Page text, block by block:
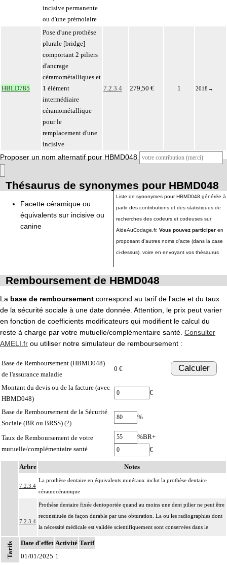
incisive permanente
ou d'une prémolaire
HBLD785
Pose d'une prothèse
plurale [bridge]
comportant 2 piliers
d'ancrage
céramométalliques et
1 élément
intermédiaire
céramométallique
pour le
remplacement d'une
incisive
7.2.3.4 279,50 € 1 2018 →
Proposer un nom alternatif pour HBMD048
Thésaurus de synonymes pour HBMD048
Facette céramique ou
équivalents sur incisive ou
canine
Liste de synonymes pour HBMD048 générée à
partir des contributions et des statistiques de
recherches des codeurs et codeuses sur
AideAuCodage.fr. Vous pouvez participer en
proposant d'autres noms d'acte (dans la case
ci-dessus), voire en envoyant vos thésaurus
Remboursement de HBMD048
La base de remboursement correspond au tarif de l'acte et du taux
de la sécurité sociale à une date donnée. Attention, le prix peut varier
en fonction de coefficients modificateurs qui modifient le calcul du
reste à charge par votre mutuelle/complémentaire santé. Consulter
AMELI.fr ou utiliser notre simulateur de remboursement :
Base de Remboursement (HBMD048)
de l'assurance maladie
0 € Calculer
Montant du devis ou de la facture (avec
HBMD048)
€
Base de Remboursement de la Sécurité
Sociale (BR ou BRSS) (?)
%
Taux de Remboursement de votre
mutuelle/complémentaire santé
%BR+
€
Arbre Notes
7.2.3.4
La prothèse dentaire en équivalents minéraux inclut la prothèse dentaire
céramocéramique
7.2.3.4
Prothèse dentaire fixée dentoportée quand au moins une dent pilier ne peut être
reconstituée de façon durable par une obturation. La ou les radiographies dont
la nécessité médicale est validée scientifiquement sont conservées dans le
dossier du patient
Facturation : les prothèses plurales [bridges] implantoportées, les prothèses
Tarifs Date d'effet Activité Tarif
01/01/2025 1